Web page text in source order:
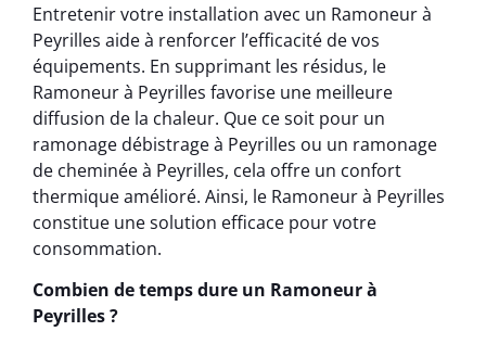
Entretenir votre installation avec un Ramoneur à
Peyrilles aide à renforcer l’efficacité de vos
équipements. En supprimant les résidus, le
Ramoneur à Peyrilles favorise une meilleure
diffusion de la chaleur. Que ce soit pour un
ramonage débistrage à Peyrilles ou un ramonage
de cheminée à Peyrilles, cela offre un confort
thermique amélioré. Ainsi, le Ramoneur à Peyrilles
constitue une solution efficace pour votre
consommation.
Combien de temps dure un Ramoneur à
Peyrilles ?